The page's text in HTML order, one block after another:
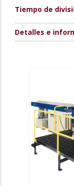
Tiempo de
Detalles e